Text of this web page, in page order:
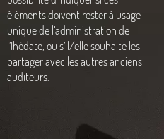
éléments doivent rester à usage
unique de l’administration de
l’Ihédate, ou s’il/elle souhaite les
partager avec les autres anciens
auditeurs.